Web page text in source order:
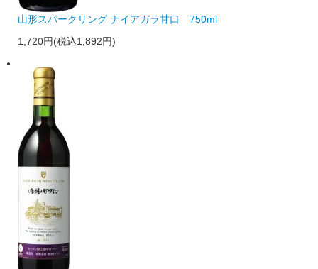
山形スパークリング ナイアガラ甘口 750ml
1,720円(税込1,892円)